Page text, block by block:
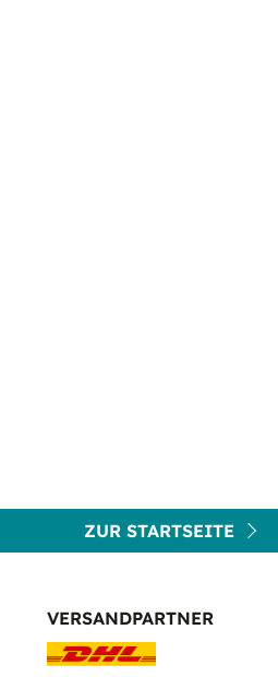
ZUR STARTSEITE
VERSANDPARTNER